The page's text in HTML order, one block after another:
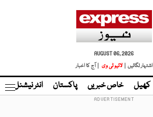
AUGUST 06, 2026
اشتہار لگائیں |
لائیو ٹی وی | آج کا اخبار
کھیل خاص خبریں پاکستان انٹر نیشنل